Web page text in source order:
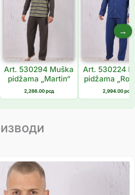
Art. 530294 Muška
pidžama „Martin“
2,266.00рсд
Art. 530224
pidžama
2,994.00рсд
→